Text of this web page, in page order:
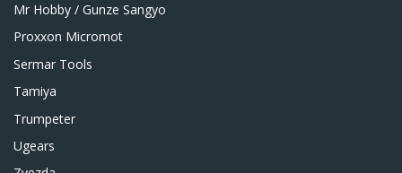
Mr Hobby / Gunze Sangyo
Proxxon Micromot
Sermar Tools
Tamiya
Trumpeter
Ugears